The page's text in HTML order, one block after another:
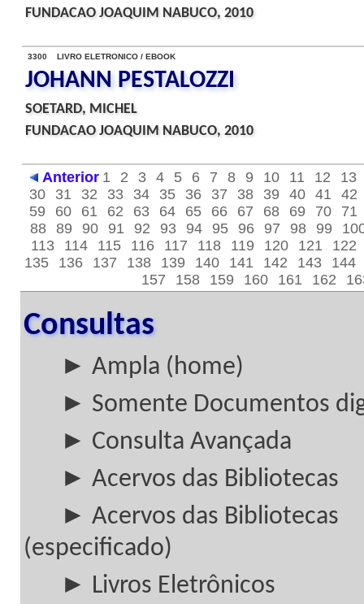
FUNDACAO JOAQUIM NABUCO, 2010
3300 LIVRO ELETRONICO / EBOOK
JOHANN PESTALOZZI
SOETARD, MICHEL
FUNDACAO JOAQUIM NABUCO, 2010
Anterior 1 2 3 4 5 6 7 8 9 10 11 12
13
30
31 32 33 34 35 36 37 38 39 40 41
42
59
60 61 62 63 64 65 66 67 68 69 70
71
88 89 90 91 92 93 94 95 96 97 98 99
113
114 115 116 117 118 119 120 121
122
135
136 137 138 139 140 141 142 143
144
157
158 159 160 161 162
Consultas
► Ampla (home)
► Somente Documentos
► Consulta Avançada
► Acervos das Bibliotecas
► Acervos das Bibliotecas
(especificado)
► Livros Eletrônicos